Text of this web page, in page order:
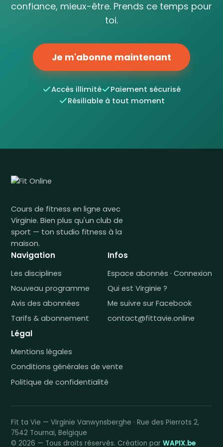
confiance, mieux-être. Prends ce temps pour
toi.
Je m'abonne maintenant
Accès illimité
Paiement sécurisé
Résiliable à tout moment
Cours de fitness en ligne avec
Virginie. Bien plus qu'un club de
sport — ton studio fitness à la
maison.
Navigation
Les disciplines
Nouveau programme
Avis des abonnées
Tarifs & abonnement
Infos
Espace abonnés · Connexion
Qui est Virginie ?
Me suivre sur Facebook
contact@fittavie.online
Légal
Mentions légales
Conditions générales de vente
Politique de confidentialité
Fit ta Vie — Virginie Vanwynsberghe · Rue des Pierrots 2,
7542 Tournai, Belgique
© 2026 — Tous droits réservés. Création par WAPIX.be